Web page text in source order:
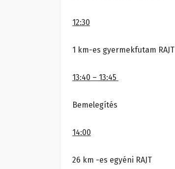
12:30
1 km-es gyermekfutam RAJT
13:40 – 13:45
Bemelegítés
14:00
26 km -es egyéni RAJT